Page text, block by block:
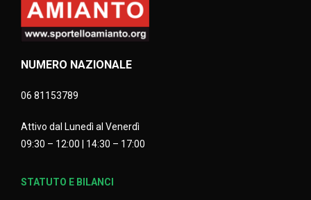
NUMERO NAZIONALE
06 81153789
Attivo dal Lunedì al Venerdì
09:30 – 12:00 | 14:30 – 17:00
STATUTO E BILANCI